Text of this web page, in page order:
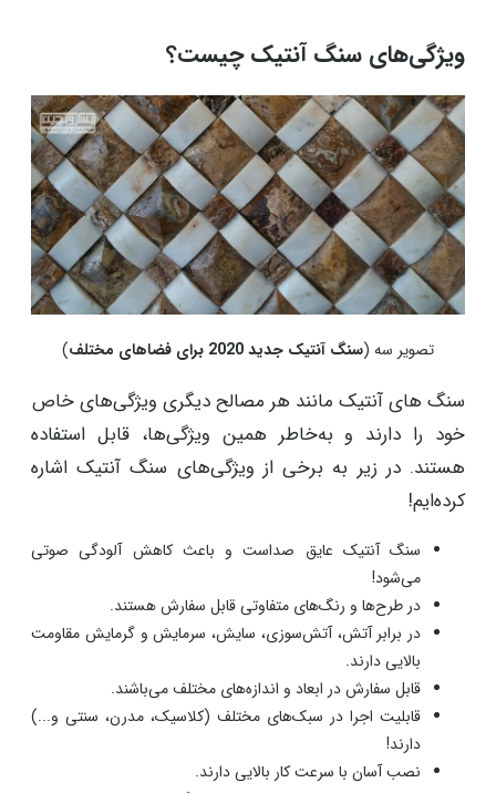
ویژگی‌های سنگ آنتیک چیست؟
تصویر سه ( سنگ آنتیک جدید 2020 برای فضاهای مختلف )
سنگ های آنتیک مانند هر مصالح دیگری ویژگی‌های خاص
خود را دارند و به‌خاطر همین ویژگی‌ها، قابل استفاده
هستند. در زیر به برخی از ویژگی‌های سنگ آنتیک اشاره
کرده‌ایم!
سنگ آنتیک عایق صداست و باعث کاهش آلودگی صوتی
می‌شود!
در طرح‌ها و رنگ‌های متفاوتی قابل سفارش هستند.
در برابر آتش، آتش‌سوزی، سایش، سرمایش و گرمایش مقاومت
بالایی دارند.
قابل سفارش در ابعاد و اندازه‌های مختلف می‌باشند.
قابلیت اجرا در سبک‌های مختلف (کلاسیک، مدرن، سنتی و...)
دارند!
نصب آسان با سرعت کار بالایی دارند.